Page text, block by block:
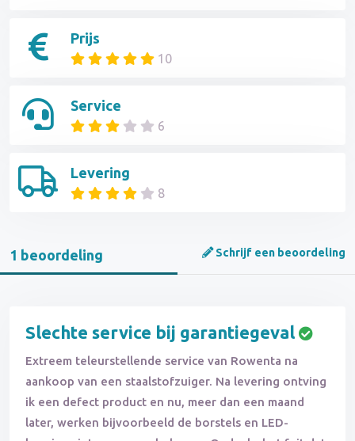
Prijs
10
Service
6
Levering
8
1 beoordeling Schrijf een beoordeling
Slechte service bij garantiegeval
Extreem teleurstellende service van Rowenta na
aankoop van een staalstofzuiger. Na levering ontving
ik een defect product en nu, meer dan een maand
later, werken bijvoorbeeld de borstels en LED-